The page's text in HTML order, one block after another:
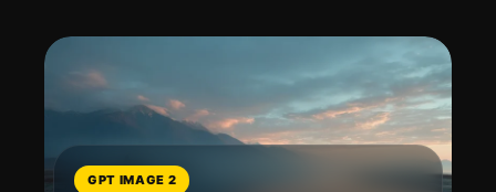
GPT IMAGE 2